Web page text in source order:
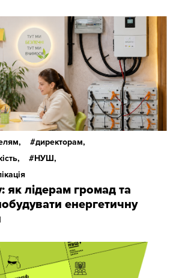
директорам,
НУШ,
як лідерам громад та
енергетичну